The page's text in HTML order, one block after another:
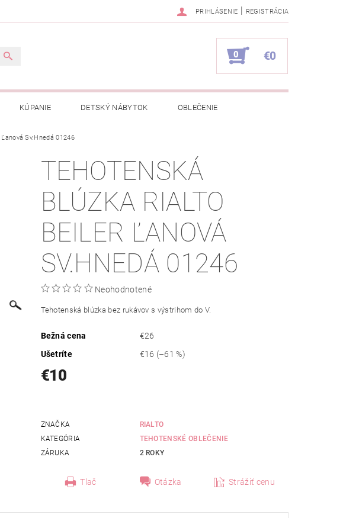
PRIHLÁSENIE | REGISTRÁCIA
0 €0
KÚPANIE DETSKÝ NÁBYTOK OBLEČENIE
ÚDAJOV
Sv.Hnedá 01246
TEHOTENSKÁ
BLÚZKA RIALTO
BEILER ĽANOVÁ
SV.HNEDÁ 01246
Neohodnotené
Tehotenská blúzka bez rukávov s výstrihom do V.
Bežná cena
€26
Ušetríte
€16 (–61 %)
€10
ZNAČKA
RIALTO
KATEGÓRIA
TEHOTENSKÉ OBLEČENIE
ZÁRUKA
2 ROKY
Tlač Otázka Strážiť cenu